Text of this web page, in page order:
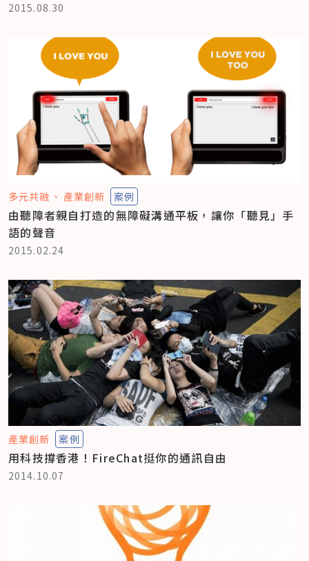
2015.08.30
多元共融 產業創新 案例
由聽障者親自打造的無障礙溝通平板，讓你「聽見」手
語的聲音
2015.02.24
產業創新 案例
用科技撐香港！FireChat挺你的通訊自由
2014.10.07